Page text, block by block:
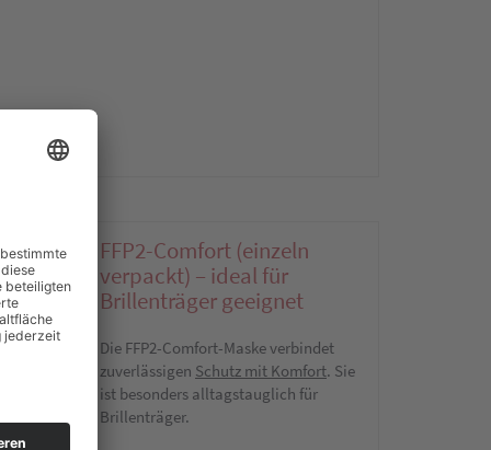
FFP2-Comfort (einzeln
verpackt) – ideal für
Brillenträger geeignet
Die FFP2-Comfort-Maske verbindet
zuverlässigen Schutz mit Komfort. Sie
ist besonders alltagstauglich für
Brillenträger.